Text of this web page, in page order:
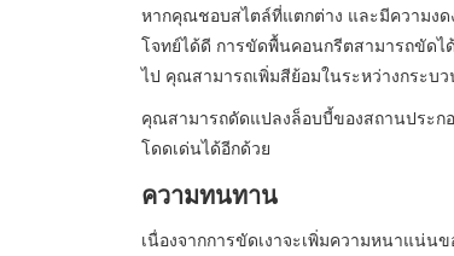
หากคุณชอบสไตล์ที่แตกต่าง และมีความง
โจทย์ได้ดี การขัดพื้นคอนกรีตสามารถขัดไ
ไป คุณสามารถเพิ่มสีย้อมในระหว่างกระบ
คุณสามารถดัดแปลงล็อบบี้ของสถานประก
โดดเด่นได้อีกด้วย
ความทนทาน
เนื่องจากการขัดเงาจะเพิ่มความหนาแน่